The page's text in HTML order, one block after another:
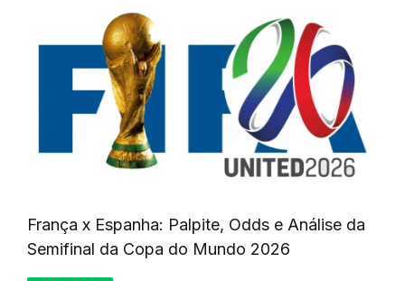
França x Espanha: Palpite, Odds e Análise da
Semifinal da Copa do Mundo 2026